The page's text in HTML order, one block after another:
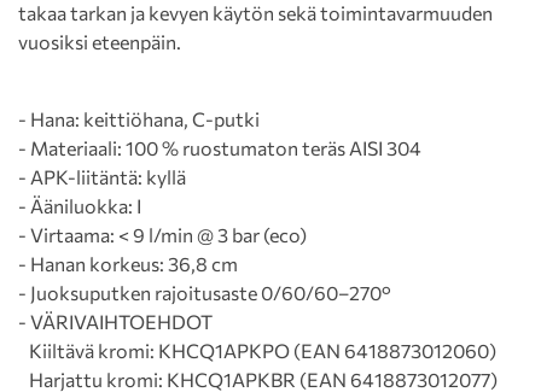
takaa tarkan ja kevyen käytön sekä toimintavarmuuden
vuosiksi eteenpäin.
- Hana: keittiöhana, C-putki
- Materiaali: 100 % ruostumaton teräs AISI 304
- APK-liitäntä: kyllä
- Ääniluokka: I
- Virtaama: < 9 l/min @ 3 bar (eco)
- Hanan korkeus: 36,8 cm
- Juoksuputken rajoitusaste 0/60/60–270°
- VÄRIVAIHTOEHDOT
Kiiltävä kromi: KHCQ1APKPO (EAN 6418873012060)
Harjattu kromi: KHCQ1APKBR (EAN 6418873012077)